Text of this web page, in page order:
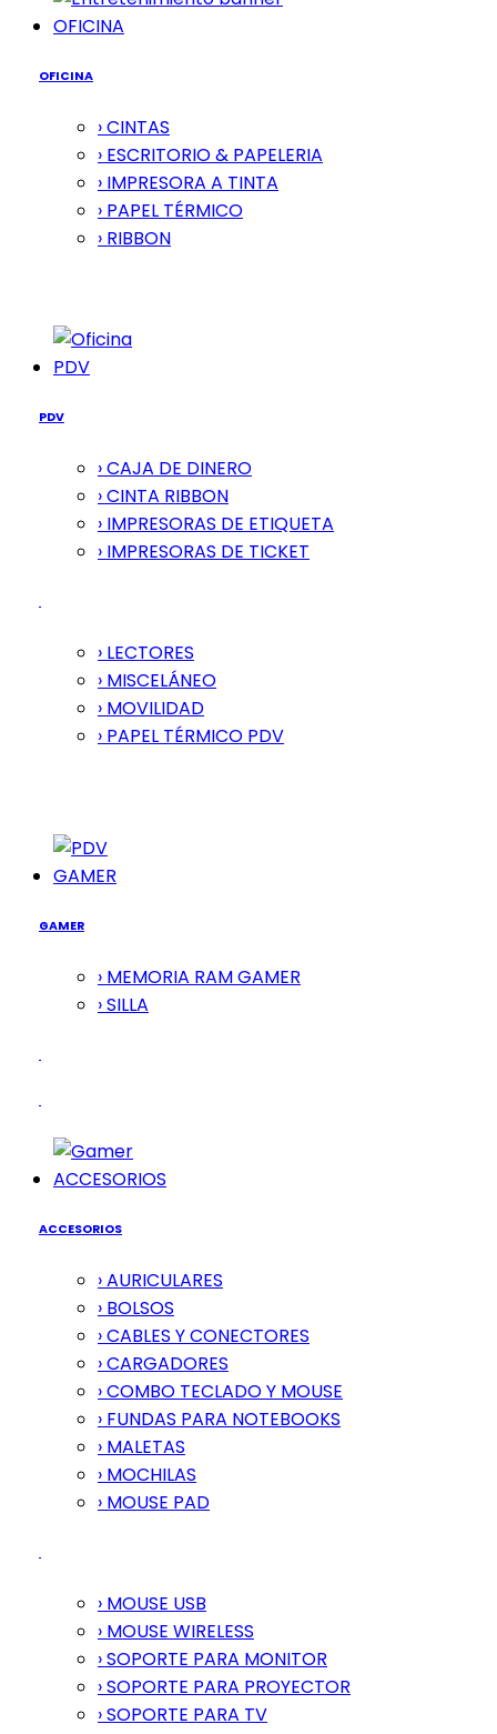
OFICINA
OFICINA
› CINTAS
› ESCRITORIO & PAPELERIA
› IMPRESORA A TINTA
› PAPEL TÉRMICO
› RIBBON
PDV
PDV
› CAJA DE DINERO
› CINTA RIBBON
› IMPRESORAS DE ETIQUETA
› IMPRESORAS DE TICKET
› LECTORES
› MISCELÁNEO
› MOVILIDAD
› PAPEL TÉRMICO PDV
GAMER
GAMER
› MEMORIA RAM GAMER
› SILLA
ACCESORIOS
ACCESORIOS
› AURICULARES
› BOLSOS
› CABLES Y CONECTORES
› CARGADORES
› COMBO TECLADO Y MOUSE
› FUNDAS PARA NOTEBOOKS
› MALETAS
› MOCHILAS
› MOUSE PAD
› MOUSE USB
› MOUSE WIRELESS
› SOPORTE PARA MONITOR
› SOPORTE PARA PROYECTOR
› SOPORTE PARA TV